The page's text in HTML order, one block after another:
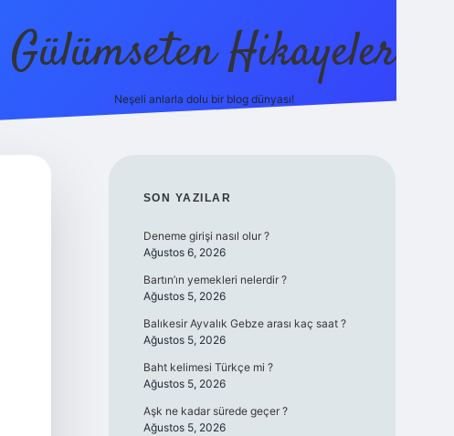
Gülümseten Hikayeler
Neşeli anlarla dolu bir blog dünyası!
SIDEBAR
SON YAZILAR
Deneme girişi nasıl olur ?
Ağustos 6, 2026
Bartın’ın yemekleri nelerdir ?
Ağustos 5, 2026
Balıkesir Ayvalık Gebze arası kaç saat ?
Ağustos 5, 2026
Baht kelimesi Türkçe mi ?
Ağustos 5, 2026
Aşk ne kadar sürede geçer ?
Ağustos 5, 2026